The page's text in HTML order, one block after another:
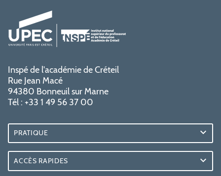
Inspé de l'académie de Créteil
Rue Jean Macé
94380 Bonneuil sur Marne
Tél : +33 1 49 56 37 00
PRATIQUE
ACCÈS RAPIDES